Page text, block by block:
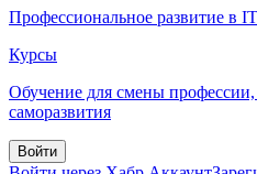
Профессиональное развитие в IT
Курсы
Обучение для смены профессии,
саморазвития
Войти